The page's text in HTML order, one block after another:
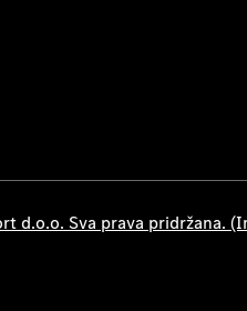
d.o.o. Sva prava pridržana.